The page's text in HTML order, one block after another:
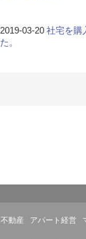
2019-03-20社宅を購
た。
不動産 アパート経営